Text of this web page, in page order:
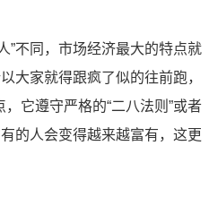
”不同，市场经济最大的特点就
大家就得跟疯了似的往前跑，
它遵守严格的“二八法则”或者
的人会变得越来越富有，这更